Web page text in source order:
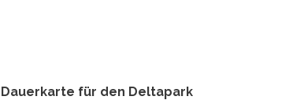
für den Deltapark